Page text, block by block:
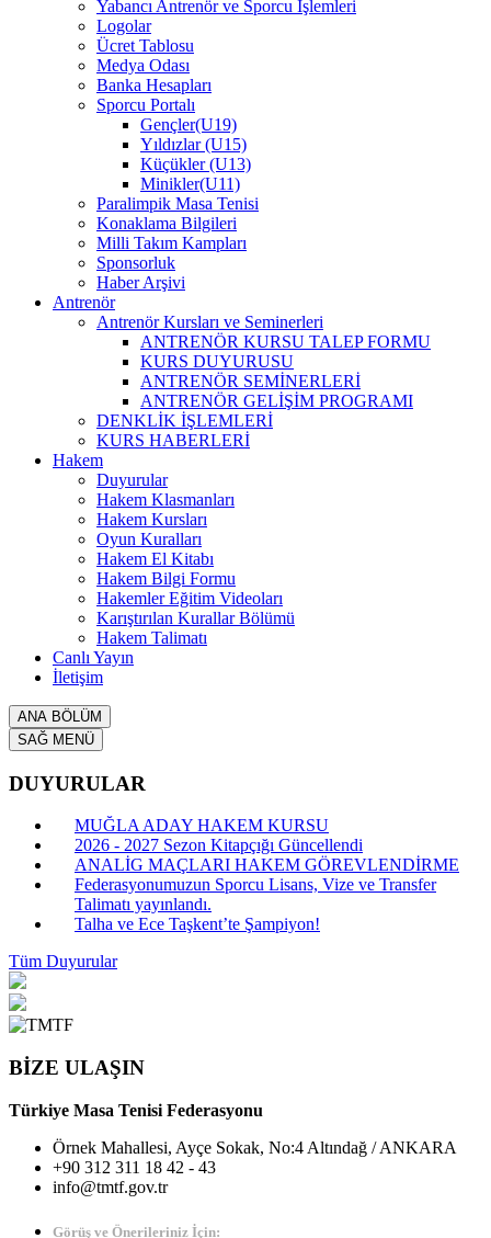
Yabancı Antrenör ve Sporcu İşlemleri
Logolar
Ücret Tablosu
Medya Odası
Banka Hesapları
Sporcu Portalı
Gençler(U19)
Yıldızlar (U15)
Küçükler (U13)
Minikler(U11)
Paralimpik Masa Tenisi
Konaklama Bilgileri
Milli Takım Kampları
Sponsorluk
Haber Arşivi
Antrenör
Antrenör Kursları ve Seminerleri
ANTRENÖR KURSU TALEP FORMU
KURS DUYURUSU
ANTRENÖR SEMİNERLERİ
ANTRENÖR GELİŞİM PROGRAMI
DENKLİK İŞLEMLERİ
KURS HABERLERİ
Hakem
Duyurular
Hakem Klasmanları
Hakem Kursları
Oyun Kuralları
Hakem El Kitabı
Hakem Bilgi Formu
Hakemler Eğitim Videoları
Karıştırılan Kurallar Bölümü
Hakem Talimatı
Canlı Yayın
İletişim
ANA BÖLÜM
SAĞ MENÜ
DUYURULAR
MUĞLA ADAY HAKEM KURSU
2026 - 2027 Sezon Kitapçığı Güncellendi
ANALİG MAÇLARI HAKEM GÖREVLENDİRME
Federasyonumuzun Sporcu Lisans, Vize ve Transfer
Talimatı yayınlandı.
Talha ve Ece Taşkent’te Şampiyon!
Tüm Duyurular
BİZE ULAŞIN
Türkiye Masa Tenisi Federasyonu
Örnek Mahallesi, Ayçe Sokak, No:4 Altındağ / ANKARA
+90 312 311 18 42 - 43
info@tmtf.gov.tr
Görüş ve Önerileriniz İçin: